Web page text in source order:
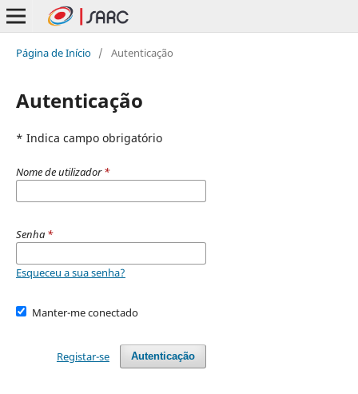
Página de Início / Autenticação
Autenticação
* Indica campo obrigatório
Nome de utilizador*
Senha *
Esqueceu a sua senha?
Manter-me conectado
Autenticação
Registar-se